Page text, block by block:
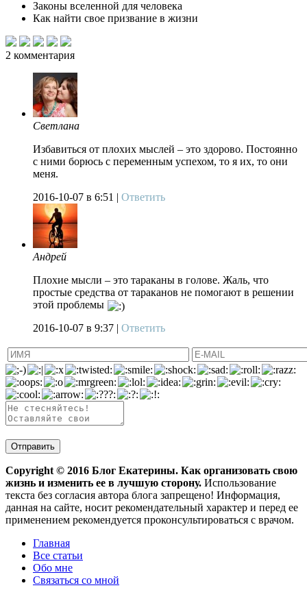
Законы вселенной для человека
Как найти свое призвание в жизни
2 комментария
Светлана
Избавиться от плохих мыслей – это здорово. Постоянно
с ними борюсь с переменным успехом, то я их, то они
меня.
2016-10-07 в 6:51 | Ответить
Андрей
Плохие мысли – это тараканы в голове. Жаль, что
простые средства от тараканов не помогают в решении
этой проблемы
2016-10-07 в 9:37 | Ответить
Copyright © 2016 Блог Екатерины. Как организовать свою
жизнь и изменить ее в лучшую сторону. Использование
текста без согласия автора блога запрещено! Информация,
данная на сайте, носит рекомендательный характер и перед ее
применением рекомендуется проконсультироваться с врачом.
Главная
Все статьи
Обо мне
Связаться со мной